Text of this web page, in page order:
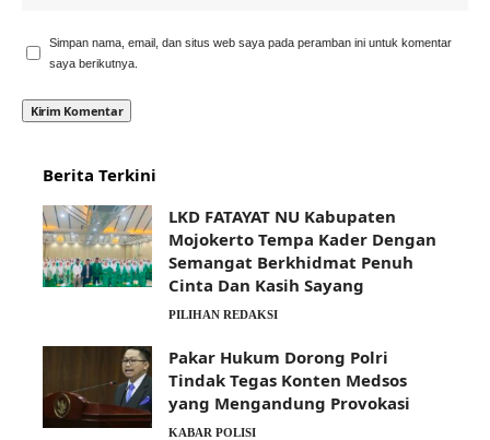
Simpan nama, email, dan situs web saya pada peramban ini untuk komentar
saya berikutnya.
Berita Terkini
LKD FATAYAT NU Kabupaten
Mojokerto Tempa Kader Dengan
Semangat Berkhidmat Penuh
Cinta Dan Kasih Sayang
PILIHAN REDAKSI
Pakar Hukum Dorong Polri
Tindak Tegas Konten Medsos
yang Mengandung Provokasi
KABAR POLISI